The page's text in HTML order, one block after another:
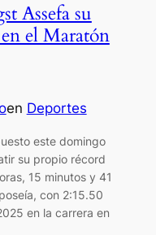
Assefa su
el Maratón
en Deportes
este domingo
su propio récord
15 minutos y 41
con 2:15.50
en la carrera en